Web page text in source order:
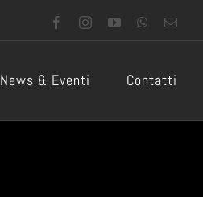
FacebookInstagramYouTubeWhatsApp
News & Eventi Contatti